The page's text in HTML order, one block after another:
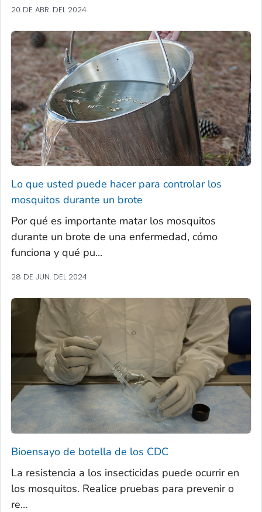
20 DE ABR. DEL 2024
Lo que usted puede hacer para controlar los
mosquitos durante un brote
Por qué es importante matar los mosquitos
durante un brote de una enfermedad, cómo
funciona y qué pu...
28 DE JUN. DEL 2024
Bioensayo de botella de los CDC
La resistencia a los insecticidas puede ocurrir en
los mosquitos. Realice pruebas para prevenir o
re...